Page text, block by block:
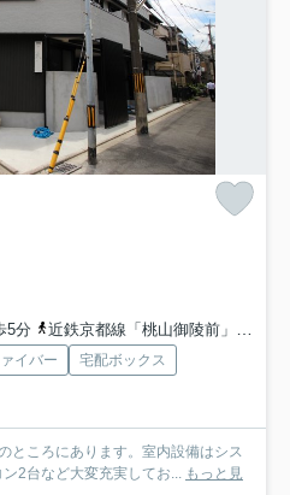
5分
近鉄京都線「桃山御陵前」駅 徒歩6分
イバー
宅配ボックス
ところにあります。室内設備はシス
2台など大変充実してお... もっと見